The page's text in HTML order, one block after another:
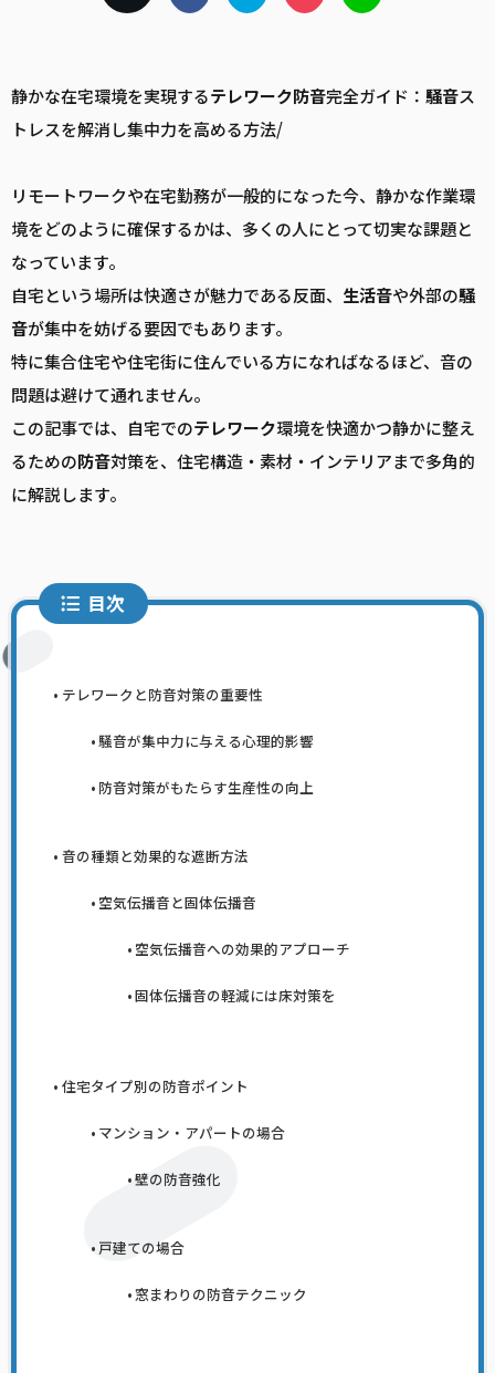
静かな在宅環境を実現するテレワーク防音完全ガイド： 騒音ス
トレスを解消し集中力を高める方法/
リモートワークや在宅勤務が一般的になった今、静かな作業環
境をどのように確保するかは、多くの人にとって切実な課題と
なっています。
自宅という場所は快適さが魅力である反面、 生活音や外部の騒
音が集中を妨げる要因でもあります。
特に集合住宅や住宅街に住んでいる方になればなるほど、音の
問題は避けて通れません。
この記事では、自宅でのテレワーク環境を快適かつ静かに整え
るための防音対策を、住宅構造・素材・インテリアまで多角的
に解説します。
目次
テレワークと防音対策の重要性
騒音が集中力に与える心理的影響
防音対策がもたらす生産性の向上
音の種類と効果的な遮断方法
空気伝播音と固体伝播音
空気伝播音への効果的アプローチ
固体伝播音の軽減には床対策を
住宅タイプ別の防音ポイント
マンション・アパートの場合
壁の防音強化
戸建ての場合
窓まわりの防音テクニック